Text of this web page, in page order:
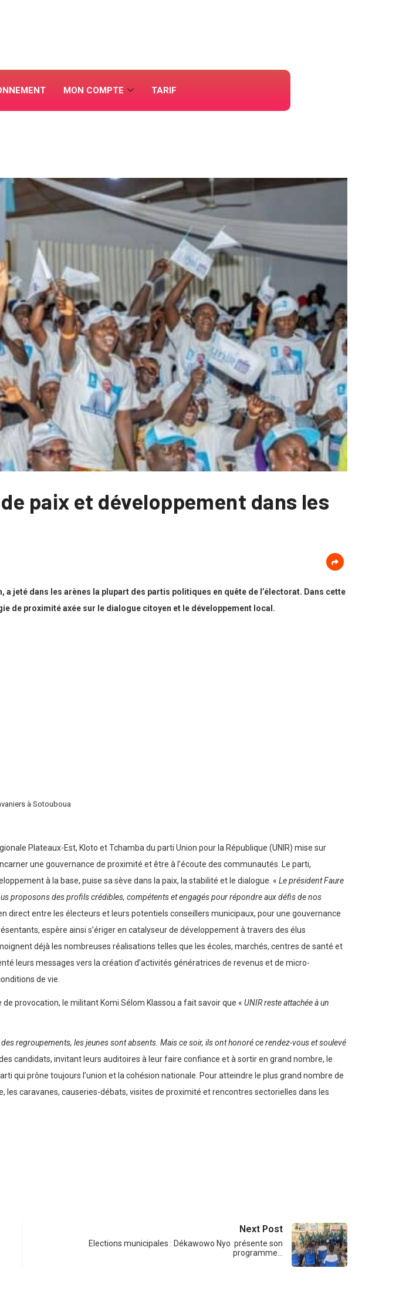
MON COMPTE TARIF
paix et développement dans les
jeté dans les arènes la plupart des partis politiques en quête de l’électorat. Dans cette
de proximité axée sur le dialogue citoyen et le développement local.
à Sotouboua
Plateaux-Est, Kloto et Tchamba du parti Union pour la République (UNIR) mise sur
une gouvernance de proximité et être à l’écoute des communautés. Le parti,
à la base, puise sa sève dans la paix, la stabilité et le dialogue. « Le président Faure
proposons des profils crédibles, compétents et engagés pour répondre aux défis de nos
direct entre les électeurs et leurs potentiels conseillers municipaux, pour une gouvernance
espère ainsi s’ériger en catalyseur de développement à travers des élus
déjà les nombreuses réalisations telles que les écoles, marchés, centres de santé et
leurs messages vers la création d’activités génératrices de revenus et de micro-
de vie.
provocation, le militant Komi Sélom Klassou a fait savoir que « UNIR reste attachée à un
regroupements, les jeunes sont absents. Mais ce soir, ils ont honoré ce rendez-vous et soulevé
candidats, invitant leurs auditoires à leur faire confiance et à sortir en grand nombre, le
qui prône toujours l’union et la cohésion nationale. Pour atteindre le plus grand nombre de
caravanes, causeries-débats, visites de proximité et rencontres sectorielles dans les
Next Post
Elections municipales : Dékawowo Nyo présente son
programme…